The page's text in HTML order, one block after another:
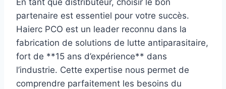
partenaire est essentiel pour votre succès.
Haierc PCO est un leader reconnu dans la
fabrication de solutions de lutte antiparasitaire,
fort de **15 ans d’expérience** dans
l’industrie. Cette expertise nous permet de
comprendre parfaitement les besoins du